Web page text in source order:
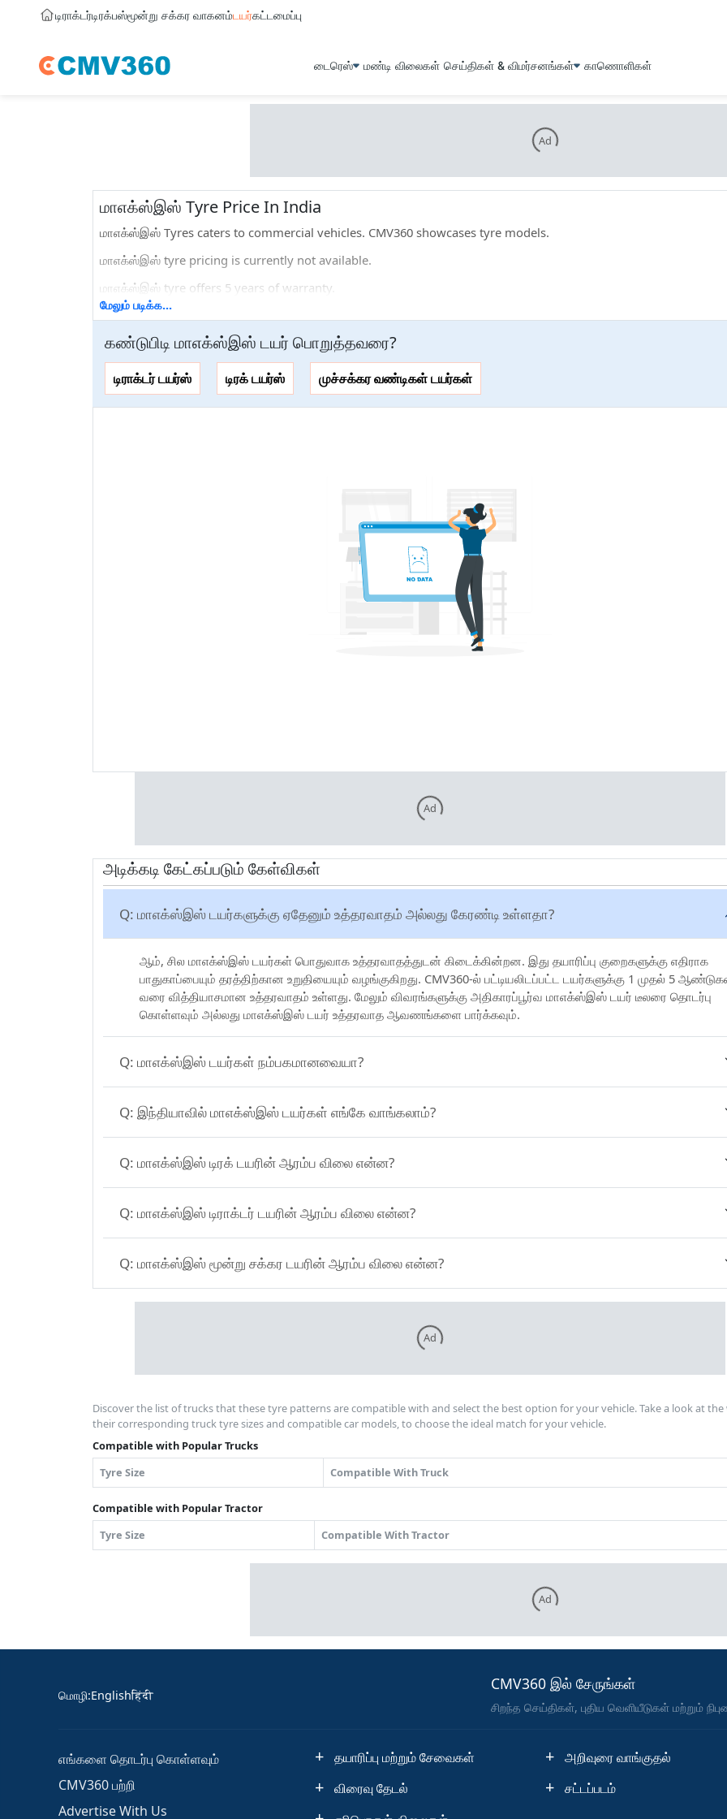
டிராக்டர்டிரக்பஸ்மூன்று சக்கர வாகனம்டயர்கட்டமைப்பு
டைரெஸ் மண்டி விலைகள் செய்திகள் & விமர்சனங்கள் காணொளிகள்
Ad
மாஎக்ஸ்இஸ் Tyre Price In India
மாஎக்ஸ்இஸ் Tyres caters to commercial vehicles. CMV360 showcases tyre models.
மாஎக்ஸ்இஸ் tyre pricing is currently not available.
மாஎக்ஸ்இஸ் tyre offers 5 years of warranty.
You can find the latest prices, specifications, images, and more for மாஎக்ஸ்இஸ் tyres here. On top of that, you can
compare மாஎக்ஸ்இஸ் tyres with any of the other particular tyre brands that are available in the market.
Popular மாஎக்ஸ்இஸ் Tyre Price
Tyre Model Name
மேலும் படிக்க...
கண்டுபிடி மாஎக்ஸ்இஸ் டயர் பொறுத்தவரை?
டிராக்டர் டயர்ஸ் டிரக் டயர்ஸ் முச்சக்கர வண்டிகள் டயர்கள்
Ad
அடிக்கடி கேட்கப்படும் கேள்விகள்
Q: மாஎக்ஸ்இஸ் டயர்களுக்கு ஏதேனும் உத்தரவாதம் அல்லது கேரண்டி உள்ளதா?
ஆம், சில மாஎக்ஸ்இஸ் டயர்கள் பொதுவாக உத்தரவாதத்துடன் கிடைக்கின்றன. இது தயாரிப்பு குறைகளுக்கு எதிராக
பாதுகாப்பையும் தரத்திற்கான உறுதியையும் வழங்குகிறது. CMV360-ல் பட்டியலிடப்பட்ட டயர்களுக்கு 1 முதல் 5
வரை வித்தியாசமான உத்தரவாதம் உள்ளது. மேலும் விவரங்களுக்கு அதிகாரப்பூர்வ மாஎக்ஸ்இஸ் டயர் டீலரை தொடர்பு
கொள்ளவும் அல்லது மாஎக்ஸ்இஸ் டயர் உத்தரவாத ஆவணங்களை பார்க்கவும்.
Q: மாஎக்ஸ்இஸ் டயர்கள் நம்பகமானவையா?
Q: இந்தியாவில் மாஎக்ஸ்இஸ் டயர்கள் எங்கே வாங்கலாம்?
Q: மாஎக்ஸ்இஸ் டிரக் டயரின் ஆரம்ப விலை என்ன?
Q: மாஎக்ஸ்இஸ் டிராக்டர் டயரின் ஆரம்ப விலை என்ன?
Q: மாஎக்ஸ்இஸ் மூன்று சக்கர டயரின் ஆரம்ப விலை என்ன?
Ad
Discover the list of trucks that these tyre patterns are compatible with and select the best option for your vehicle. Take a look at
their corresponding truck tyre sizes and compatible car models, to choose the ideal match for your vehicle.
Compatible with Popular Trucks
Tyre Size
Compatible With Truck
Compatible with Popular Tractor
Tyre Size
Compatible With Tractor
Ad
மொழி:Englishहिंदी
CMV360 இல் சேருங்கள்
சிறந்த செய்திகள், புதிய வெளியீடுகள் மற்றும்
எங்களை தொடர்பு கொள்ளவும்
CMV360 பற்றி
Advertise With Us
தயாரிப்பு மற்றும் சேவைகள்
விரைவு தேடல்
அறிவுரை வாங்குதல்
சட்டப்படம்